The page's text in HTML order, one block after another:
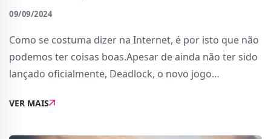
09/09/2024
Como se costuma dizer na Internet, é por isto que não
podemos ter coisas boas.Apesar de ainda não ter sido
lançado oficialmente, Deadlock, o novo jogo
Steam. Teve um pico de 163 mil jogadores
VER MAIS